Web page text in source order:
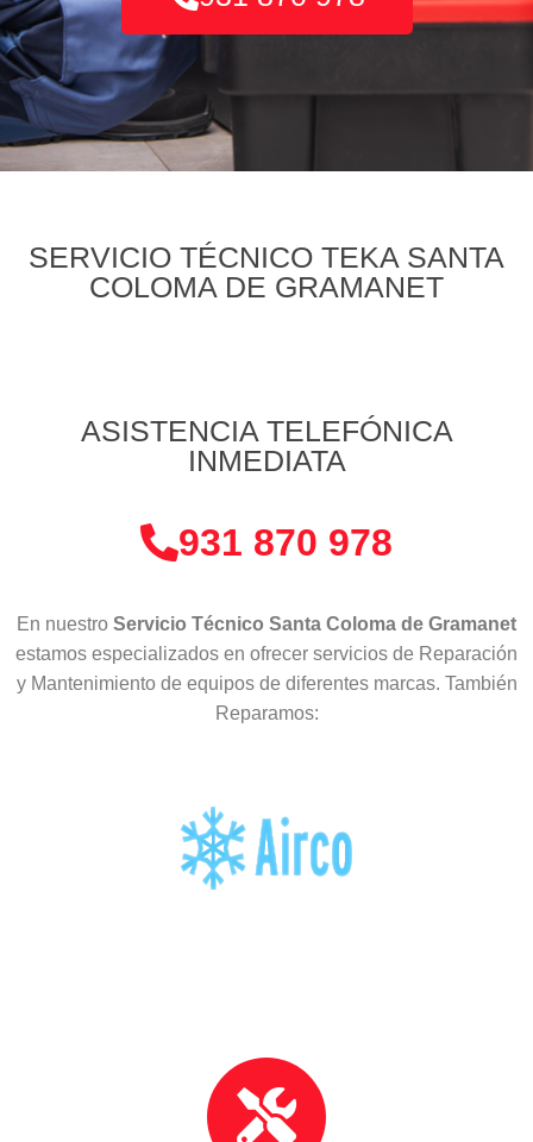
SERVICIO TÉCNICO TEKA SANTA
COLOMA DE GRAMANET
ASISTENCIA TELEFÓNICA
INMEDIATA
931 870 978
En nuestro Servicio Técnico Santa Coloma de Gramanet
estamos especializados en ofrecer servicios de Reparación
y Mantenimiento de equipos de diferentes marcas. También
Reparamos: